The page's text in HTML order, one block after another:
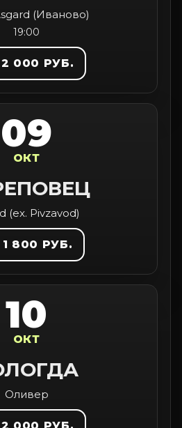
(Иваново)
19:00
000 РУБ.
09
ОКТ
(ex. Pivzavod)
800 РУБ.
10
ОКТ
Оливер